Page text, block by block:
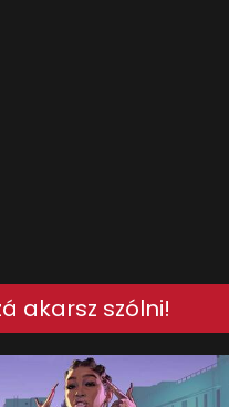
akarsz szólni!